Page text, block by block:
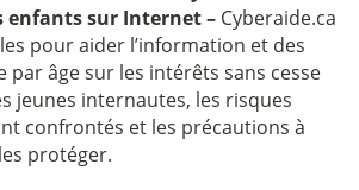
enfants sur Internet –Cyberaide.ca
pour aider l’information et des
par âge sur les intérêts sans cesse
jeunes internautes, les risques
confrontés et les précautions à
protéger.